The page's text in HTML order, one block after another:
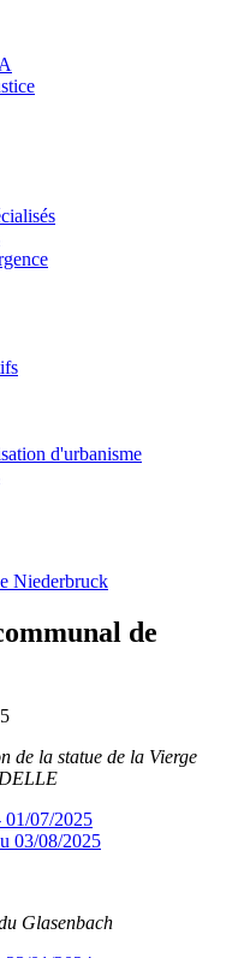
d'urbanisme
de
de la statue de la Vierge
01/07/2025
03/08/2025
Glasenbach